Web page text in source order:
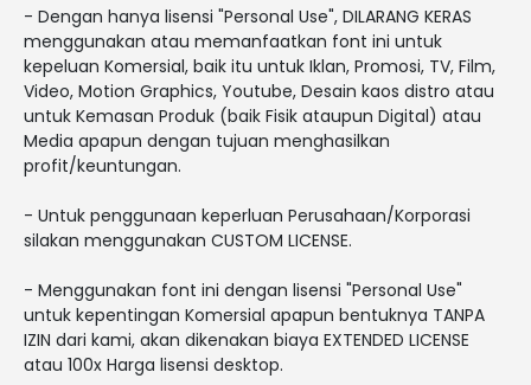
- Dengan hanya lisensi "Personal Use", DILARANG KERAS
menggunakan atau memanfaatkan font ini untuk
kepeluan Komersial, baik itu untuk Iklan, Promosi, TV, Film,
Video, Motion Graphics, Youtube, Desain kaos distro atau
untuk Kemasan Produk (baik Fisik ataupun Digital) atau
Media apapun dengan tujuan menghasilkan
profit/keuntungan.
- Untuk penggunaan keperluan Perusahaan/Korporasi
silakan menggunakan CUSTOM LICENSE.
- Menggunakan font ini dengan lisensi "Personal Use"
untuk kepentingan Komersial apapun bentuknya TANPA
IZIN dari kami, akan dikenakan biaya EXTENDED LICENSE
atau 100x Harga lisensi desktop.